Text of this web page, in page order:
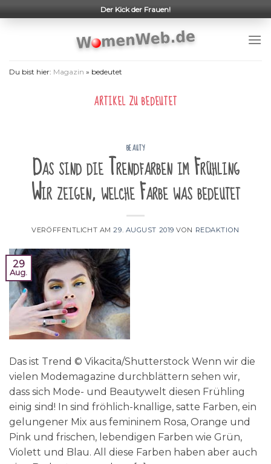
to
Der Kick der Frauen!
Du bist hier: Magazin » bedeutet
ARTIKEL ZUBEDEUTET
BEAUTY
Das sind die Trendfarben im Frühling
Wir zeigen, welche Farbe was bedeutet
VERÖFFENTLICHT AM29. AUGUST 2019 VON REDAKTION
29
Aug.
Das ist Trend © Vikacita/Shutterstock Wenn wir die
vielen Modemagazine durchblättern sehen wir,
dass sich Mode- und Beautywelt diesen Frühling
einig sind! In sind fröhlich-knallige, satte Farben, ein
gelungener Mix aus femininem Rosa, Orange und
Pink und frischen, lebendigen Farben wie Grün,
Violett und Blau. All diese Farben haben aber auch